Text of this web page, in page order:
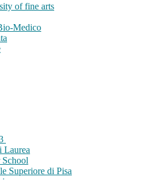
of fine arts
Medico
Laurea
School
Superiore di Pisa